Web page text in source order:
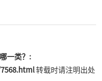
一类？:
转载时请注明出处